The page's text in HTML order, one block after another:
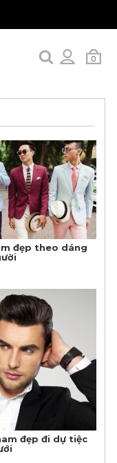
0
đẹp theo dáng
đẹp đi dự tiệc